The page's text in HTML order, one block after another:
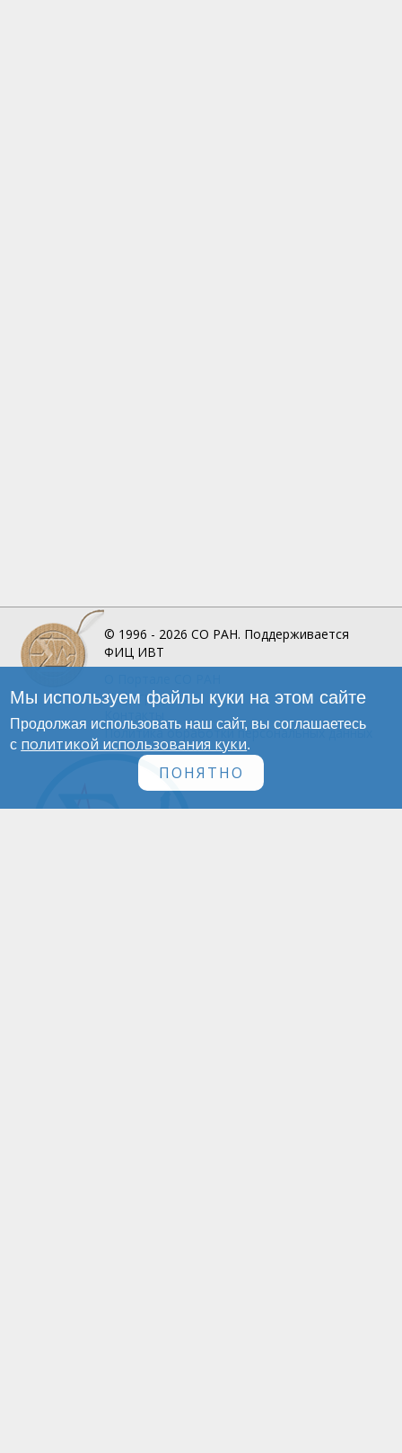
© 1996 - 2026 СО РАН. Поддерживается
ФИЦ ИВТ
Инфографика
Политика обработки персональных данных
Мы используем файлы куки на этом сайте
Продолжая использовать наш сайт, вы соглашаетесь
с политикой использования куки.
ПОНЯТНО